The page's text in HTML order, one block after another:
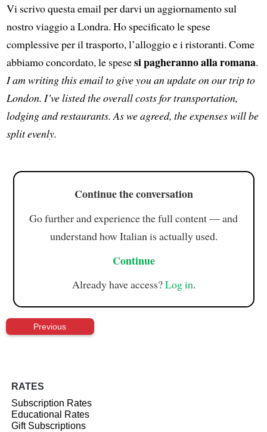
Vi scrivo questa email per darvi un aggiornamento sul
nostro viaggio a Londra. Ho specificato le spese
complessive per il trasporto, l’alloggio e i ristoranti. Come
abbiamo concordato, le spesesi pagheranno alla romana.
I am writing this email to give you an update on our trip to
London. I’ve listed the overall costs for transportation,
lodging and restaurants. As we agreed, the expenses will be
split evenly.
Continue the conversation
Go further and experience the full content — and
understand how Italian is actually used.
Continue
Already have access?Log in.
Previous
RATES
Subscription Rates
Educational Rates
Gift Subscriptions